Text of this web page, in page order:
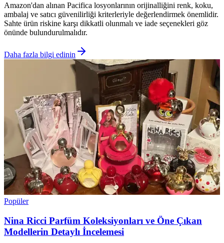
Amazon'dan alınan Pacifica losyonlarının orijinalliğini renk, koku,
ambalaj ve satıcı güvenilirliği kriterleriyle değerlendirmek önemlidir.
Sahte ürün riskine karşı dikkatli olunmalı ve iade seçenekleri göz
önünde bulundurulmalıdır.
Daha fazla bilgi edinin
Popüler
Nina Ricci Parfüm Koleksiyonları ve Öne Çıkan
Modellerin Detaylı İncelemesi